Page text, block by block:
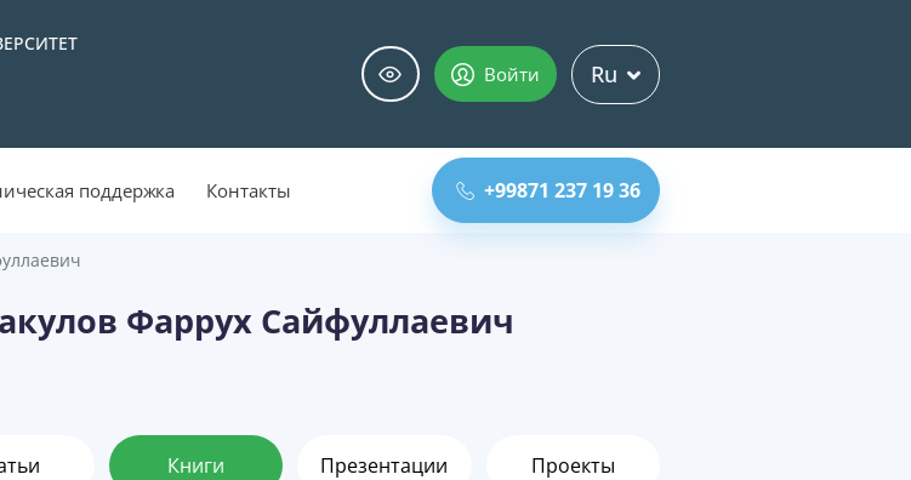
Войти Ru
поддержка Контакты +99871 237 19 36
Фаррух Сайфуллаевич
Книги Презентации Проекты